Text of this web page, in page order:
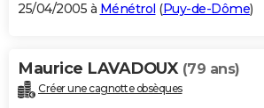
25/04/2005 à Ménétrol (Puy-de-Dôme)
Maurice LAVADOUX (79 ans)
Créer une cagnotte obsèques